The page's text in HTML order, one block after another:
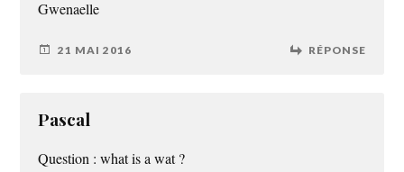
Gwenaelle
21 MAI 2016 RÉPONSE
Pascal
Question : what is a wat ?